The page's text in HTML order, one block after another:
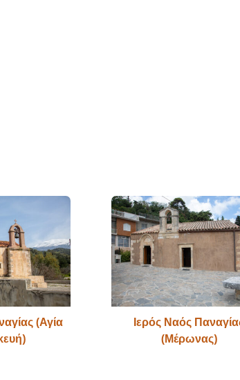
(Αγία
Ιερός Ναός
(Μέρωνας)